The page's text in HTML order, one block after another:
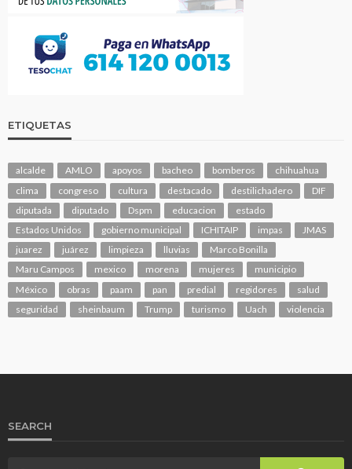
ETIQUETAS
alcalde AMLO apoyos bacheo bomberos
chihuahua
clima
congreso cultura destacado destilichadero
DIF
diputada
diputado Dspm educacion
estado
Estados Unidos
gobierno municipal ICHITAIP impas
JMAS
juarez
juárez limpieza lluvias
Marco Bonilla
Maru Campos
mexico morena mujeres
municipio
México
obras paam pan predial regidores
salud
seguridad
sheinbaum Trump turismo Uach violencia
SEARCH